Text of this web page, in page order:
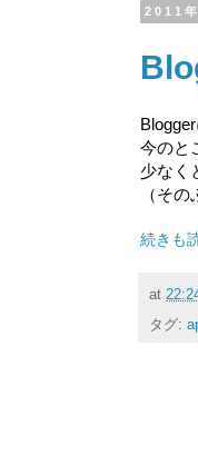
2011
今のと
少なく
（そ
続きも
at
タグ: